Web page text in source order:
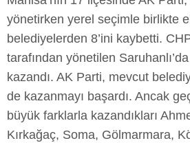
yönetirken yerel seçimle birlikte
belediyelerden 8’ini kaybetti.
tarafından yönetilen
kazandı. AK Parti, mevcut
de kazanmayı başardı. Ancak
büyük farklarla kazandıkları
Kırkağaç, Soma, Gölmarmara,